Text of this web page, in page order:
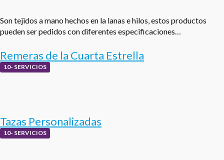
Son tejidos a mano hechos en la lanas e hilos, estos productos
pueden ser pedidos con diferentes especificaciones…
Remeras de la Cuarta Estrella
10- SERVICIOS
Tazas Personalizadas
10- SERVICIOS